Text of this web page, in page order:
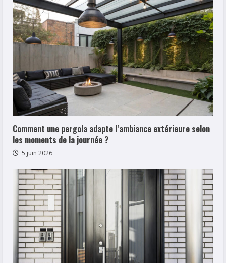
Comment une pergola adapte l’ambiance extérieure selon
les moments de la journée ?
5 juin 2026